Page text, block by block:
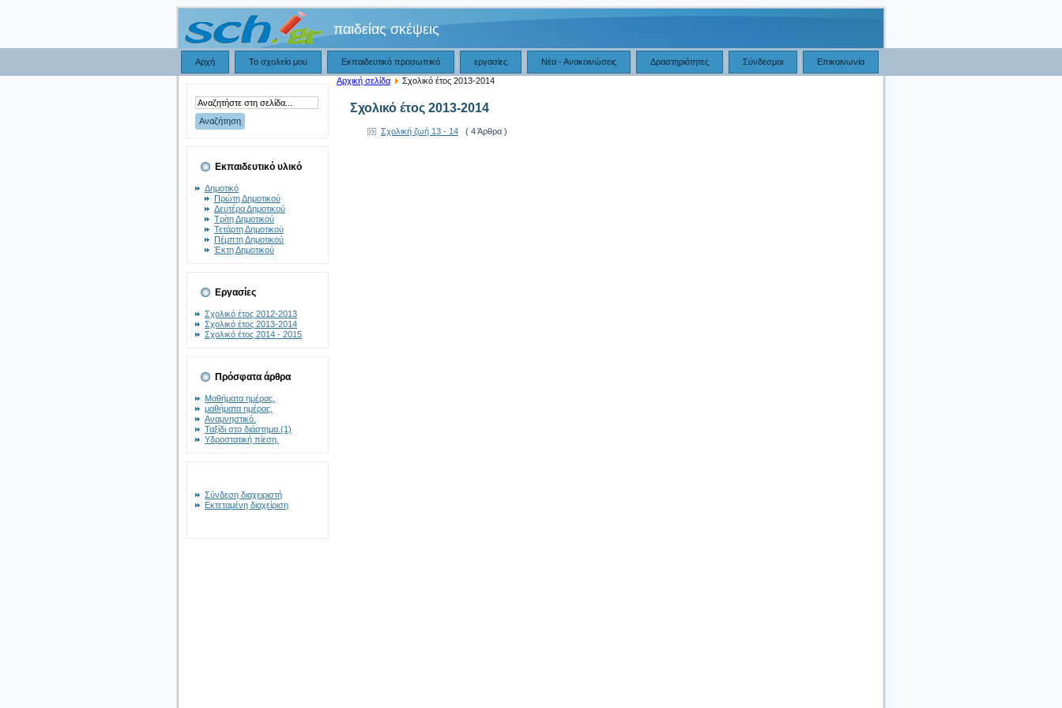
παιδείας σκέψεις
Αρχή Το σχολείο μου Εκπαιδευτικό προσωπικό εργασίες Νέα - Ανακοινώσεις Δραστηριότητες Σύνδεσμοι Επικοινωνία
Εκπαιδευτικό υλικό
Δημοτικό
Πρώτη Δημοτικού
Δευτέρα Δημοτικού
Τρίτη Δημοτικού
Τετάρτη Δημοτικού
Πέμπτη Δημοτικού
Έκτη Δημοτικού
Εργασίες
Σχολικό έτος 2012-2013
Σχολικό έτος 2013-2014
Σχολικό έτος 2014 - 2015
Πρόσφατα άρθρα
Μαθήματα ημέρας.
μαθήματα ημέρας.
Αναμνηστικό.
Ταξίδι στο διάστημα.(1)
Υδροστατική πίεση.
Σύνδεση διαχειριστή
Εκτεταμένη διαχείριση
Αρχική σελίδα Σχολικό έτος 2013-2014
Σχολικό έτος 2013-2014
Σχολική ζωή 13 - 14 ( 4 Άρθρα )